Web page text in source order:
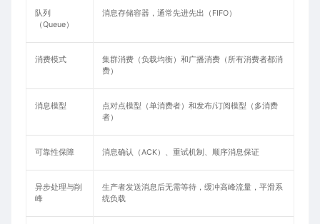
队列
（Queue）
消息存储容器，通常先进先出（FIFO）
消费模式
集群消费（负载均衡）和广播消费（所有消费者都消
费）
消息模型
点对点模型（单消费者）和发布/订阅模型（多消费
者）
可靠性保障 消息确认（ACK）、重试机制、顺序消息保证
异步处理与削
峰
生产者发送消息后无需等待，缓冲高峰流量，平滑系
统负载